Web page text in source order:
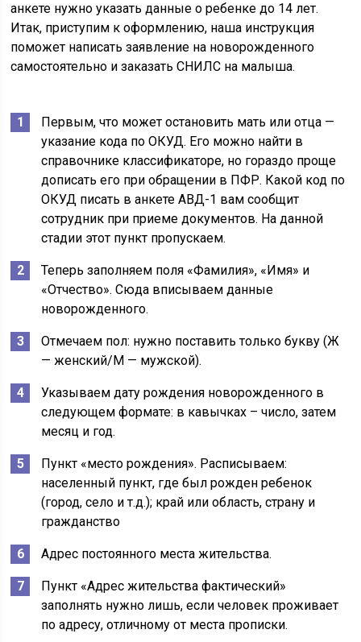
анкете нужно указать данные о ребенке до 14 лет.
Итак, приступим к оформлению, наша инструкция
поможет написать заявление на новорожденного
самостоятельно и заказать СНИЛС на малыша.
Первым, что может остановить мать или отца —
указание кода по ОКУД. Его можно найти в
справочнике классификаторе, но гораздо проще
дописать его при обращении в ПФР. Какой код по
ОКУД писать в анкете АВД-1 вам сообщит
сотрудник при приеме документов. На данной
стадии этот пункт пропускаем.
Теперь заполняем поля «Фамилия», «Имя» и
«Отчество». Сюда вписываем данные
новорожденного.
Отмечаем пол: нужно поставить только букву (Ж
— женский/М — мужской).
Указываем дату рождения новорожденного в
следующем формате: в кавычках – число, затем
месяц и год.
Пункт «место рождения». Расписываем:
населенный пункт, где был рожден ребенок
(город, село и т.д.); край или область, страну и
гражданство
Адрес постоянного места жительства.
Пункт «Адрес жительства фактический»
заполнять нужно лишь, если человек проживает
по адресу, отличному от места прописки.